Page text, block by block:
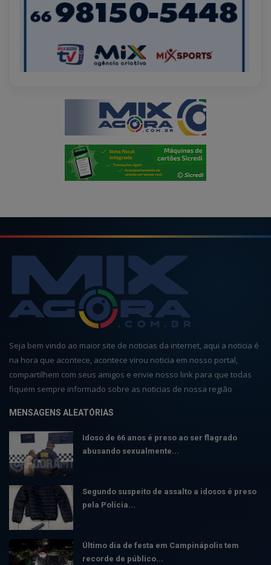
Seja bem vindo ao maior site de noticias da internet, aqui a noticia é
na hora que acontece, acontece virou noticia em nosso portal,
compartilhem com seus amigos e envie nosso link para que todas
fiquem sempre informado sobre as noticias de nossa região
MENSAGENS ALEATÓRIAS
Idoso de 66 anos é preso ao ser flagrado
abusando sexualmente...
Segundo suspeito de assalto a idosos é preso
pela Polícia...
Último dia de festa em Campinápolis tem
recorde de público...